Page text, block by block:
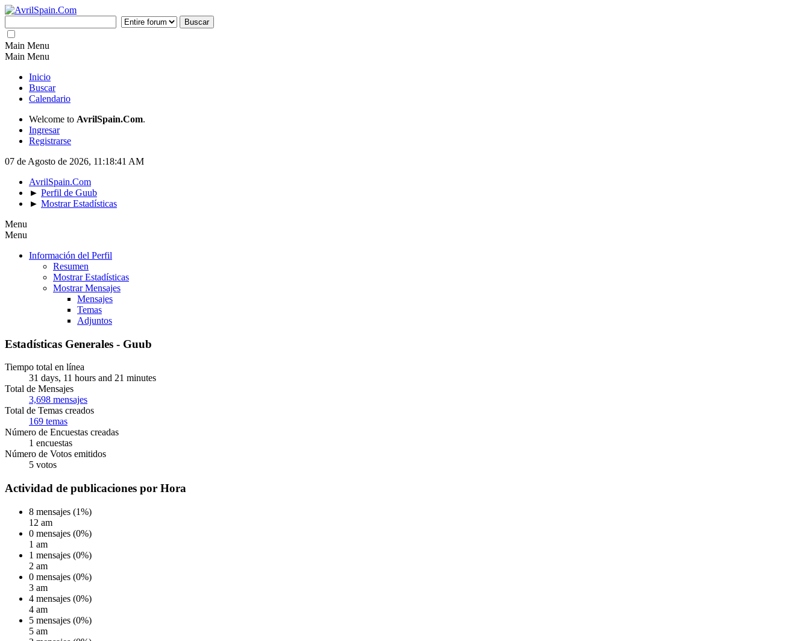
Main Menu
Main Menu
Inicio
Buscar
Calendario
Welcome to AvrilSpain.Com.
Ingresar
Registrarse
07 de Agosto de 2026, 11:18:41 AM
AvrilSpain.Com
► Perfil de Guub
► Mostrar Estadísticas
Menu
Menu
Información del Perfil
Resumen
Mostrar Estadísticas
Mostrar Mensajes
Mensajes
Temas
Adjuntos
Estadísticas Generales - Guub
Tiempo total en línea
31 days, 11 hours and 21 minutes
Total de Mensajes
3,698 mensajes
Total de Temas creados
169 temas
Número de Encuestas creadas
1 encuestas
Número de Votos emitidos
5 votos
Actividad de publicaciones por Hora
8 mensajes (1%)
12 am
0 mensajes (0%)
1 am
1 mensajes (0%)
2 am
0 mensajes (0%)
3 am
4 mensajes (0%)
4 am
5 mensajes (0%)
5 am